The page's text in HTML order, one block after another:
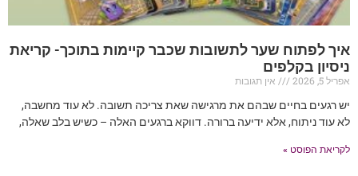
איך לפתוח שער לתשובות שכבר קיימות בתוכך- קריאת
ניסיון בקלפים
אפריל 5, 2026
אין תגובות
יש רגעים בחיים שבהם את מרגישה שאת צריכה תשובה. לא עוד מחשבה,
לא עוד ניתוח, אלא ידיעה ברורה. דווקא ברגעים האלה – כשיש בלב שאלה,
לקריאת הפוסט »